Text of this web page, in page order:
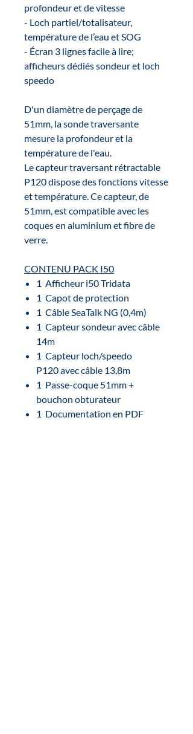
profondeur et de vitesse
- Loch partiel/totalisateur,
température de l’eau et SOG
- Écran 3 lignes facile à lire;
afficheurs dédiés sondeur et loch
speedo
D'un diamètre de perçage de
51mm, la sonde traversante
mesure la profondeur et la
température de l'eau.
Le capteur traversant rétractable
P120 dispose des fonctions vitesse
et température. Ce capteur, de
51mm, est compatible avec les
coques en aluminium et fibre de
verre.
CONTENU PACK I50
1 Afficheur i50 Tridata
1 Capot de protection
1 Câble SeaTalk NG (0,4m)
1 Capteur sondeur avec câble
14m
1 Capteur loch/speedo
P120 avec câble 13,8m
1 Passe-coque 51mm +
bouchon obturateur
1 Documentation en PDF